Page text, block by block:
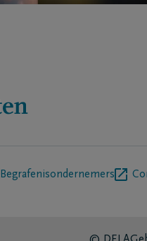
Begrafenisondernemers